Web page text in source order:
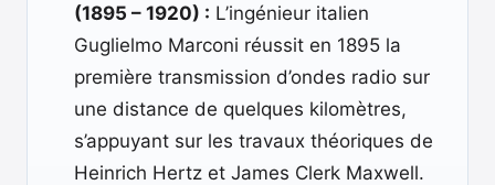
(1895 – 1920) : L’ingénieur italien
Guglielmo Marconi réussit en 1895 la
première transmission d’ondes radio sur
une distance de quelques kilomètres,
s’appuyant sur les travaux théoriques de
Heinrich Hertz et James Clerk Maxwell.